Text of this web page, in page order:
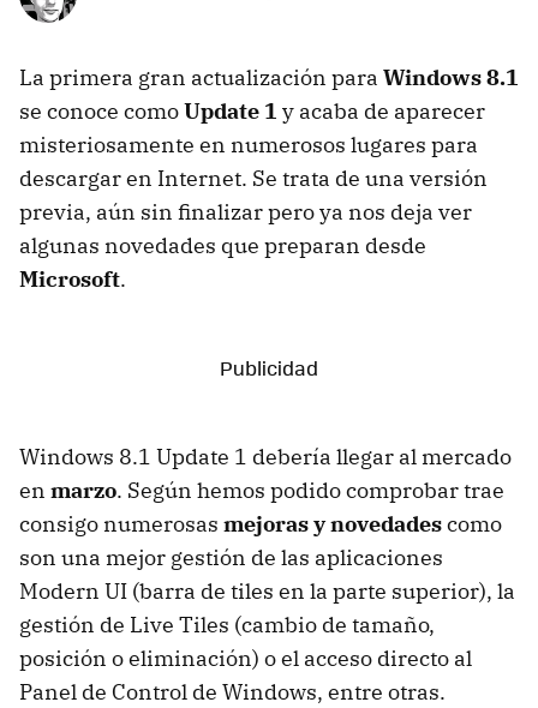
La primera gran actualización para Windows 8.1
se conoce comoUpdate 1 y acaba de aparecer
misteriosamente en numerosos lugares para
descargar en Internet. Se trata de una versión
previa, aún sin finalizar pero ya nos deja ver
algunas novedades que preparan desde
Microsoft.
Windows 8.1 Update 1 debería llegar al mercado
en marzo. Según hemos podido comprobar trae
consigo numerosas mejoras y novedadescomo
son una mejor gestión de las aplicaciones
Modern UI (barra de tiles en la parte superior), la
gestión de Live Tiles (cambio de tamaño,
posición o eliminación) o el acceso directo al
Panel de Control de Windows, entre otras.